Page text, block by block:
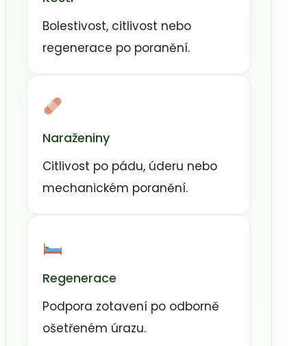
Bolestivost, citlivost nebo
regenerace po poranění.
Naraženiny
Citlivost po pádu, úderu nebo
mechanickém poranění.
Regenerace
Podpora zotavení po odborně
ošetřeném úrazu.